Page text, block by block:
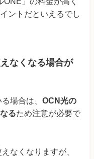
ントだといえるでし
なくなる場合が
場合は、 OCN光の
るため注意が必要で
なくなりますが、